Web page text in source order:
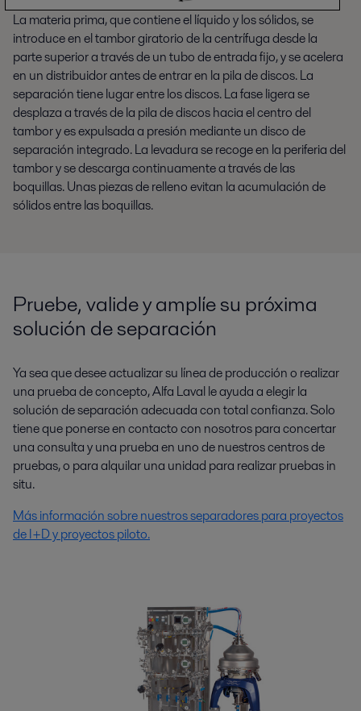
La materia prima, que contiene el líquido y los sólidos, se
introduce en el tambor giratorio de la centrífuga desde la
parte superior a través de un tubo de entrada fijo, y se acelera
en un distribuidor antes de entrar en la pila de discos. La
separación tiene lugar entre los discos. La fase ligera se
desplaza a través de la pila de discos hacia el centro del
tambor y es expulsada a presión mediante un disco de
separación integrado. La levadura se recoge en la periferia del
tambor y se descarga continuamente a través de las
boquillas. Unas piezas de relleno evitan la acumulación de
sólidos entre las boquillas.
Pruebe, valide y amplíe su próxima
solución de separación
Ya sea que desee actualizar su línea de producción o realizar
una prueba de concepto, Alfa Laval le ayuda a elegir la
solución de separación adecuada con total confianza. Solo
tiene que ponerse en contacto con nosotros para concertar
una consulta y una prueba en uno de nuestros centros de
pruebas, o para alquilar una unidad para realizar pruebas in
situ.
Más información sobre nuestros separadores para proyectos
de I+D y proyectos piloto.